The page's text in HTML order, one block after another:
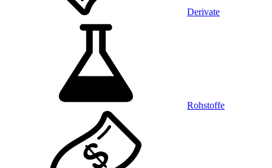
Derivate
Rohstoffe